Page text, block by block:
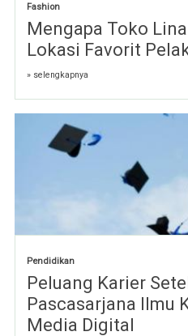
Fashion
Mengapa Toko
Lokasi Favorit
» selengkapnya
Pendidikan
Peluang Karier
Pascasarjana Ilmu
Media Digital